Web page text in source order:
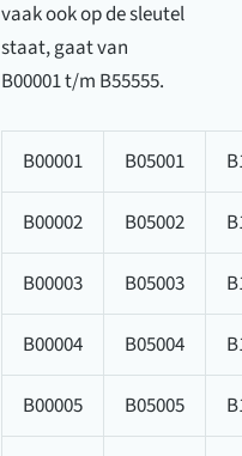
vaak ook op de sleutel
staat, gaat van
B00001 t/m B55555.
B00001 B05001
B00002 B05002
B00003 B05003
B00004 B05004
B00005 B05005